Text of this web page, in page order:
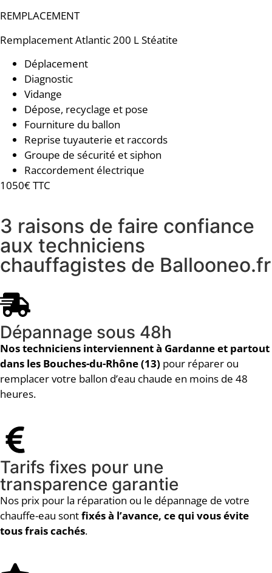
REMPLACEMENT
RemplacementAtlantic 200 L Stéatite
Déplacement
Diagnostic
Vidange
Dépose, recyclage et pose
Fourniture du ballon
Reprise tuyauterie et raccords
Groupe de sécurité et siphon
Raccordement électrique
1050€ TTC
3 raisons de faire confiance
aux techniciens
chauffagistes de Ballooneo.fr
Dépannage sous 48h
Nos techniciens interviennent à Gardanne et partout
dans les Bouches-du-Rhône (13) pour réparer ou
remplacer votre ballon d’eau chaude en moins de 48
heures.
Tarifs fixes pour une
transparence garantie
Nos prix pour la réparation ou le dépannage de votre
chauffe-eau sontfixés à l’avance, ce qui vous évite
tous frais cachés.